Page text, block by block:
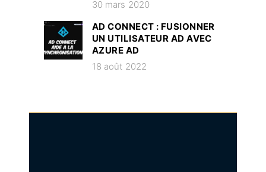
30 mars 2020
AD CONNECT : FUSIONNER
UN UTILISATEUR AD AVEC
AZURE AD
18 août 2022